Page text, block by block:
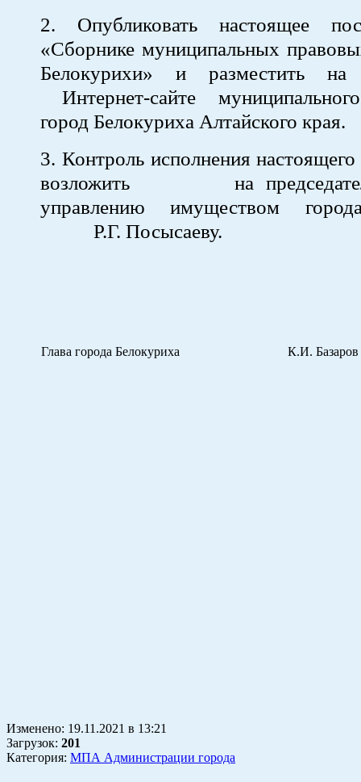
2. Опубликовать настоящее
«Сборнике муниципальных
Белокурихи» и разместить на
Интернет-сайте
город Белокуриха Алтайского края.
3. Контроль исполнения
возложить на председателя
управлению имуществом
Р.Г. Посысаеву.
Глава города Белокуриха К.И. Базаров
Изменено: 19.11.2021 в 13:21
Загрузок: 201
Категория: МПА Администрации города